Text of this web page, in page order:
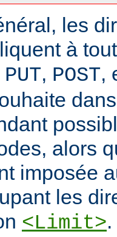
les
à
PUT, POST,
alors
imposée
les
<Limit>.